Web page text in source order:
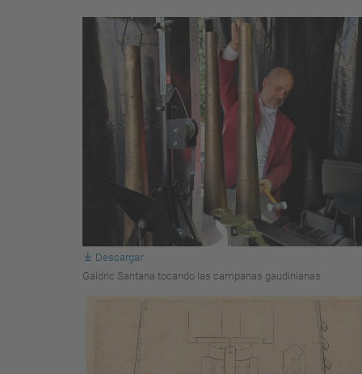
Descargar
Galdric Santana tocando las campanas gaudinianas